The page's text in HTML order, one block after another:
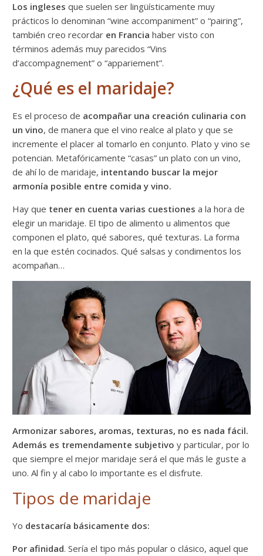
Los ingleses que suelen ser lingüísticamente muy
prácticos lo denominan “wine accompaniment” o “pairing”,
también creo recordar en Francia haber visto con
términos además muy parecidos “Vins
d’accompagnement” o “appariement”.
¿Qué es el maridaje?
Es el proceso de acompañar una creación culinaria con
un vino, de manera que el vino realce al plato y que se
incremente el placer al tomarlo en conjunto. Plato y vino se
potencian. Metafóricamente “casas” un plato con un vino,
de ahí lo de maridaje, intentando buscar la mejor
armonía posible entre comida y vino.
Hay que tener en cuenta varias cuestiones a la hora de
elegir un maridaje. El tipo de alimento u alimentos que
componen el plato, qué sabores, qué texturas. La forma
en la que estén cocinados. Qué salsas y condimentos los
acompañan…
Armonizar sabores, aromas, texturas, no es nada fácil.
Además es tremendamente subjetivo y particular, por lo
que siempre el mejor maridaje será el que más le guste a
uno. Al fin y al cabo lo importante es el disfrute.
Tipos de maridaje
Yo destacaría básicamente dos:
Por afinidad. Sería el tipo más popular o clásico, aquel que